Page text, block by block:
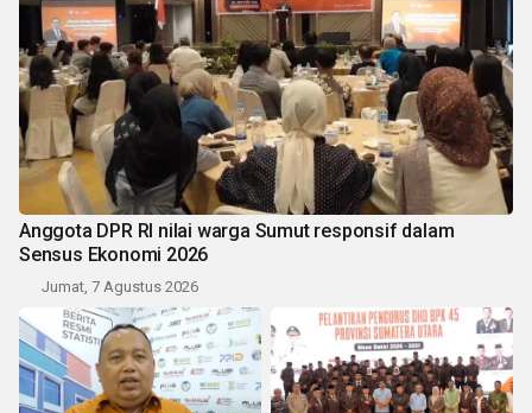
Anggota DPR RI nilai warga Sumut responsif dalam
Sensus Ekonomi 2026
Jumat, 7 Agustus 2026